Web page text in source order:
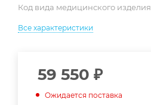
Код вида медицинского изделия
Все характеристики
59 550 ₽
Ожидается поставка